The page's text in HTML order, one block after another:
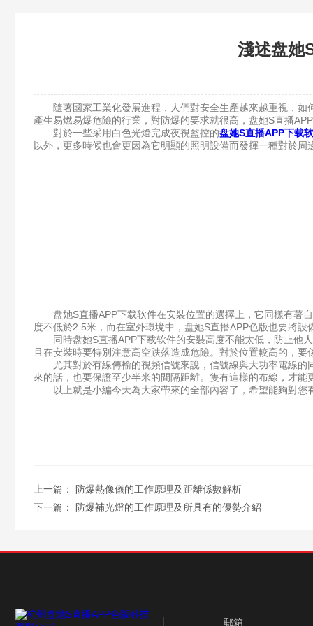
淺述盘她
隨著國家工業化發展進程，人們對安全生產越來越重視，如
產生易燃易爆危險的行業，對防爆的要求就很高，盘她S直播
對於一些采用白色光燈完成夜視監控的盘她S直播APP下载
以外，更多時候也會更因為它明顯的照明設備而發揮一種對於
盘她S直播APP下载软件在安裝位置的選擇上，它同樣有著自
度不低於2.5米，而在室外環境中，盘她S直播APP色版也要將
同時盘她S直播APP下载软件的安裝高度不能太低，防止他人
且在安裝時要特別注意高空跌落造成危險。對於位置較高的，要
尤其對於有線傳輸的視頻信號來說，信號線與大功率電線的
來的話，也要保證至少半米的間隔距離。隻有這樣的布線，才
以上就是小編今天為大家帶來的全部內容了，希望能夠對您
上一篇：
防爆熱像儀的工作原理及距離係數解析
下一篇：
防爆補光燈的工作原理及所具有的優勢介紹
郵箱